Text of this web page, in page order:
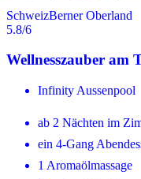
SchweizBerner Oberland
5.8/6
Wellnesszauber am
Infinity Aussenpool
ab 2 Nächten im
ein 4-Gang
1 Aromaölmassage